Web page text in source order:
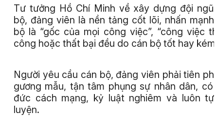
Tư tưởng Hồ Chí Minh về xây dựng đội ngũ
bộ, đảng viên là nền tảng cốt lõi, nhấn mạnh
bộ là “gốc của mọi công việc”, “công việc
công hoặc thất bại đều do cán bộ tốt hay
Người yêu cầu cán bộ, đảng viên phải tiên
gương mẫu, tận tâm phụng sự nhân dân, có
đức cách mạng, kỷ luật nghiêm và luôn tự
luyện.